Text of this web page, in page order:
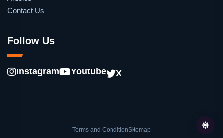
Contact Us
Follow Us
Instagram Youtube X
Terms and ConditionSitemap